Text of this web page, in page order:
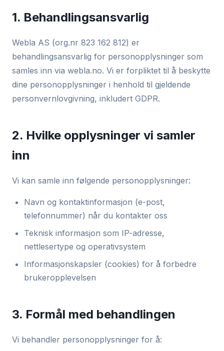
1. Behandlingsansvarlig
Webla AS (org.nr 823 162 812) er
behandlingsansvarlig for personopplysninger som
samles inn via webla.no. Vi er forpliktet til å beskytte
dine personopplysninger i henhold til gjeldende
personvernlovgivning, inkludert GDPR.
2. Hvilke opplysninger vi samler
inn
Vi kan samle inn følgende personopplysninger:
Navn og kontaktinformasjon (e-post,
telefonnummer) når du kontakter oss
Teknisk informasjon som IP-adresse,
nettlesertype og operativsystem
Informasjonskapsler (cookies) for å forbedre
brukeropplevelsen
3. Formål med behandlingen
Vi behandler personopplysninger for å: